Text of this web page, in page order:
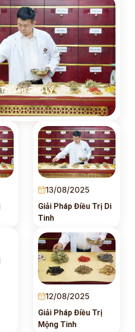
Yếu Sinh Lý
13/08/2025
Giải Pháp Điều Trị Di
Tinh
12/08/2025
Giải Pháp Điều Trị
Mộng Tinh